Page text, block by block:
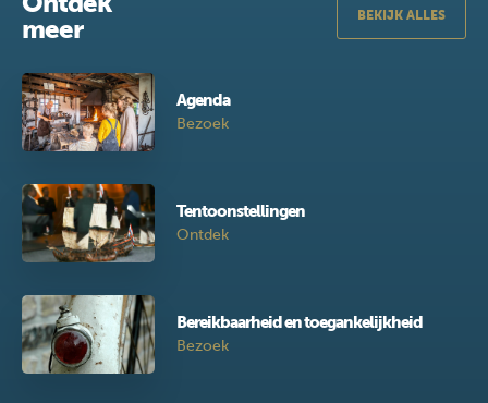
meer
BEKIJK ALLES
Agenda
Bezoek
Tentoonstellingen
Ontdek
Bereikbaarheid en toegankelijkheid
Bezoek